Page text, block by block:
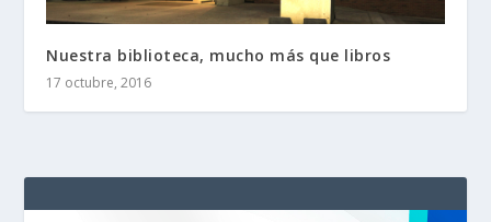
Nuestra biblioteca, mucho más que libros
17 octubre, 2016